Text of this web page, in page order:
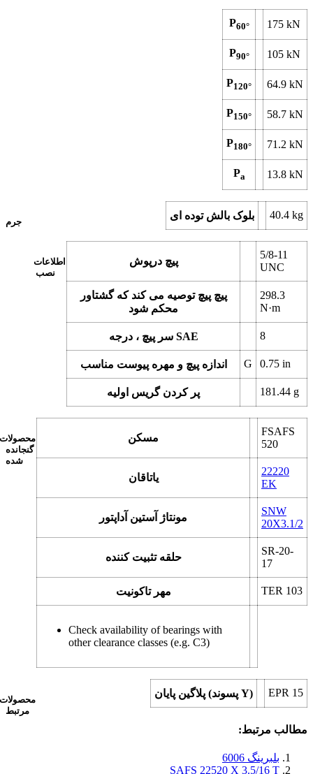
P60° 175 kN
P90° 105 kN
P120° 64.9 kN
P150° 58.7 kN
P180° 71.2 kN
Pa 13.8 kN
جرم
بلوک بالش توده ای 40.4 kg
اطلاعات
نصب
پیچ درپوش
5/8-11
UNC
پیچ پیچ توصیه می کند که گشتاور
محکم شود
298.3
N·m
سر پیچ ، درجه SAE 8
اندازه پیچ و مهره پیوست مناسب G 0.75 in
پر کردن گریس اولیه 181.44 g
محصولات
گنجانده
شده
مسکن
FSAFS
520
یاتاقان
22220
EK
مونتاژ آستین آداپتور
SNW
20X3.1/2
حلقه تثبیت کننده
SR-20-
17
مهر تاکونیت TER 103
Check availability of bearings with
other clearance classes (e.g. C3)
محصولات
مرتبط
پلاگین پایان (پسوند Y) EPR 15
مطالب مرتبط:
بلبرینگ 6006
SAFS 22520 X 3.5/16 T